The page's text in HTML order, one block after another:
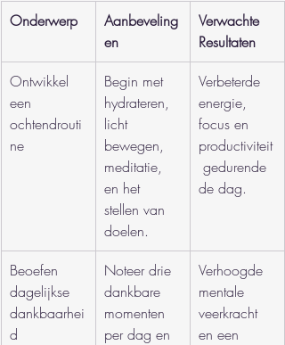
Onderwerp
Aanbeveling
en
Verwachte
Resultaten
Ontwikkel
een
ochtendrouti
ne
Begin met
hydrateren,
licht
bewegen,
meditatie,
en het
stellen van
doelen.
Verbeterde
energie,
focus en
productiviteit
gedurende
de dag.
Beoefen
dagelijkse
dankbaarhei
d
Noteer drie
dankbare
momenten
per dag en
Verhoogde
mentale
veerkracht
en een